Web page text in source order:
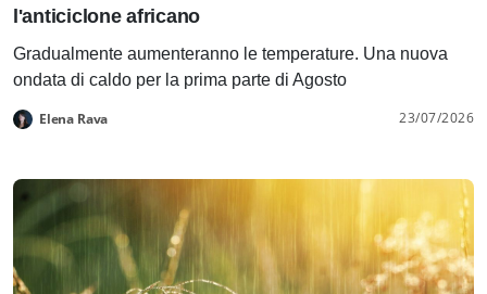
l'anticiclone africano
Gradualmente aumenteranno le temperature. Una nuova
ondata di caldo per la prima parte di Agosto
Elena Rava 23/07/2026